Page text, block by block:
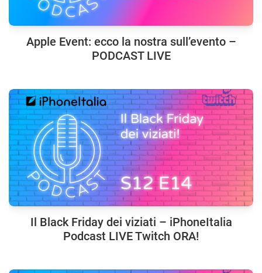
Apple Event: ecco la nostra sull’evento –
PODCAST LIVE
Il Black Friday dei viziati – iPhoneItalia
Podcast LIVE Twitch ORA!